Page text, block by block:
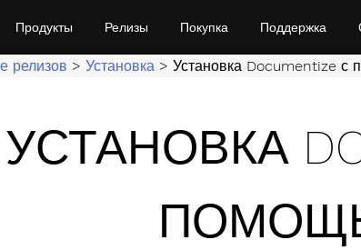
Продукты Релизы Покупка Поддержка
релизов > Установка > Установка Documentize с
УСТАНОВКА